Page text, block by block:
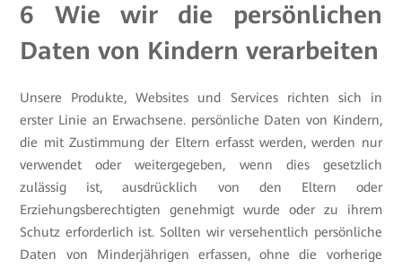
6 Wie wir die persönlichen
Daten von Kindern verarbeiten
Unsere Produkte, Websites und Services richten sich in
erster Linie an Erwachsene. persönliche Daten von Kindern,
die mit Zustimmung der Eltern erfasst werden, werden nur
verwendet oder weitergegeben, wenn dies gesetzlich
zulässig ist, ausdrücklich von den Eltern oder
Erziehungsberechtigten genehmigt wurde oder zu ihrem
Schutz erforderlich ist. Sollten wir versehentlich persönliche
Daten von Minderjährigen erfassen, ohne die vorherige